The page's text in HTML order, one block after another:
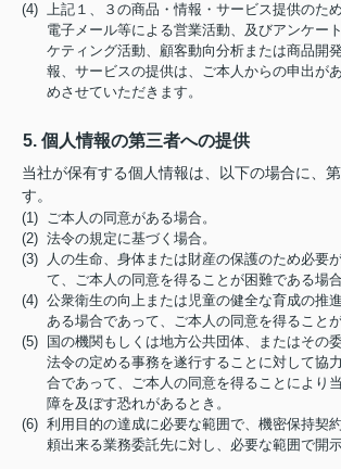
(4) 上記１、３の商品・情報・サービス提供のた
電子メール等による営業活動、及びアンケー
ケティング活動、顧客動向分析または商品開
報、サービスの提供は、ご本人からの申出が
めさせていただきます。
5. 個人情報の第三者への提供
当社が保有する個人情報は、以下の場合に、
す。
(1) ご本人の同意がある場合。
(2) 法令の規定に基づく場合。
(3) 人の生命、身体または財産の保護のため必要
て、ご本人の同意を得ることが困難である場合
(4) 公衆衛生の向上または児童の健全な育成の推
ある場合であって、ご本人の同意を得ること
(5) 国の機関もしくは地方公共団体、またはその
法令の定める事務を遂行することに対して協
合であって、ご本人の同意を得ることにより
障を及ぼす恐れがあるとき。
(6) 利用目的の達成に必要な範囲で、機密保持契
頼出来る業務委託先に対し、必要な範囲で開示